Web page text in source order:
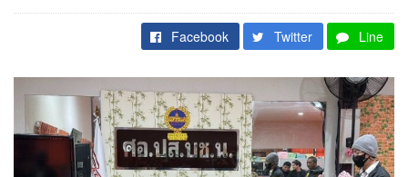
Facebook Twitter Line